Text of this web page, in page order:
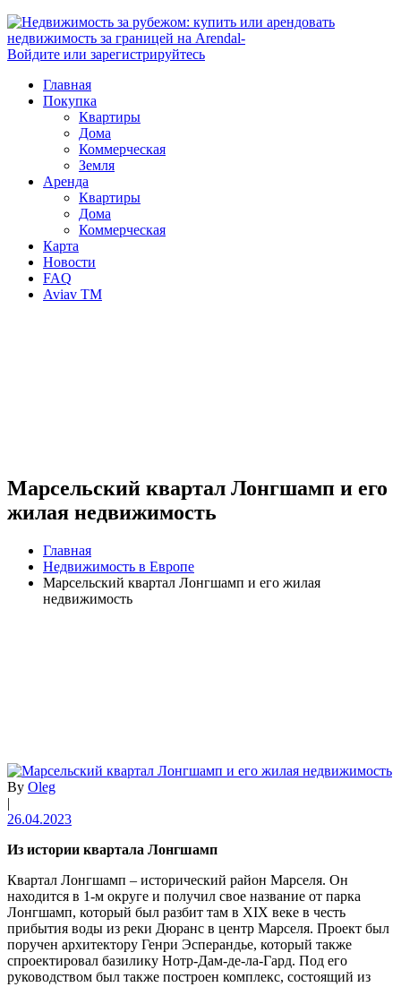
Войдите или зарегистрируйтесь
Главная
Покупка
Квартиры
Дома
Коммерческая
Земля
Аренда
Квартиры
Дома
Коммерческая
Карта
Новости
FAQ
Aviav TM
Марсельский квартал Лонгшамп и его
жилая недвижимость
Главная
Недвижимость в Европе
Марсельский квартал Лонгшамп и его жилая
недвижимость
By Oleg
|
26.04.2023
Из истории квартала Лонгшамп
Квартал Лонгшамп – исторический район Марселя. Он
находится в 1-м округе и получил свое название от парка
Лонгшамп, который был разбит там в XIX веке в честь
прибытия воды из реки Дюранс в центр Марселя. Проект был
поручен архитектору Генри Эсперандье, который также
спроектировал базилику Нотр-Дам-де-ла-Гард. Под его
руководством был также построен комплекс, состоящий из